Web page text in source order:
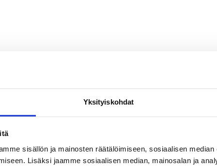
Yksityiskohdat
sisällön ja mainosten räätälöimiseen, sosiaalisen
Lisäksi jaamme sosiaalisen median, mainosalan ja